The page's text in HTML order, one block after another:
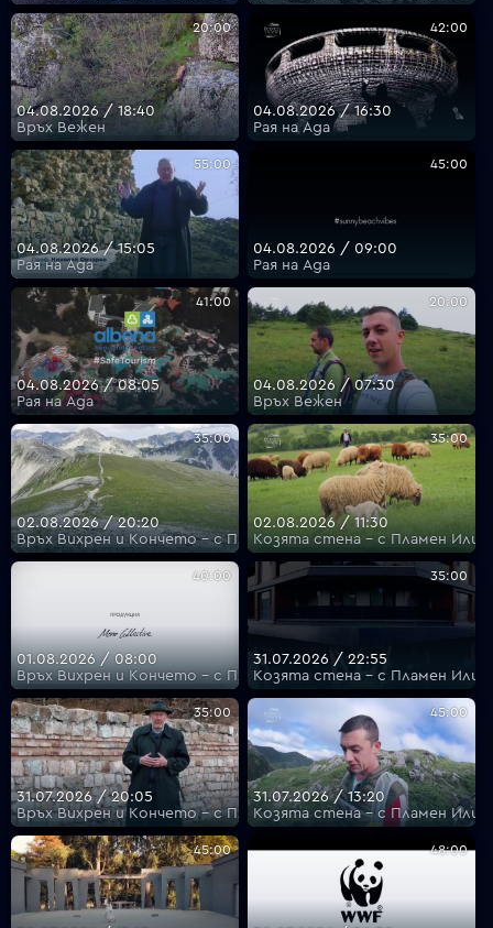
20:00
04.08.2026 / 18:40
Връх Вежен
42:00
04.08.2026 / 16:30
Рая на Ада
55:00
04.08.2026 / 15:05
Рая на Ада
45:00
04.08.2026 / 09:00
Рая на Ада
41:00
04.08.2026 / 08:05
Рая на Ада
20:00
04.08.2026 / 07:30
Връх Вежен
35:00
02.08.2026 / 20:20
Връх Вихрен и Кончето - с Пламен Илиев
35:00
02.08.2026 / 11:30
Козята стена - с Пламен
40:00
01.08.2026 / 08:00
Връх Вихрен и Кончето - с Пламен Илиев
35:00
31.07.2026 / 22:55
Козята стена - с Пламен
35:00
31.07.2026 / 20:05
Връх Вихрен и Кончето - с Пламен Илиев
45:00
31.07.2026 / 13:20
Козята стена - с Пламен
45:00 48:00